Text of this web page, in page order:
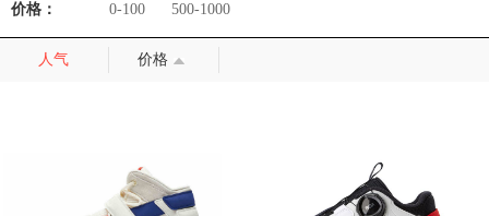
价格： 0-100 500-1000
人气 价格